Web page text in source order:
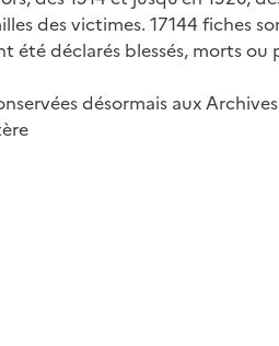
des victimes. 17144 fiches
été déclarés blessés, morts
désormais aux